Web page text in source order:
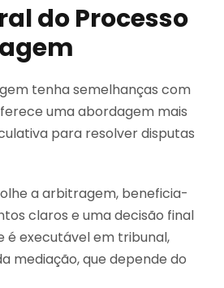
do Processo
tenha semelhanças com
uma abordagem mais
para resolver disputas
a arbitragem, beneficia-
claros e uma decisão final
é executável em tribunal,
mediação, que depende do